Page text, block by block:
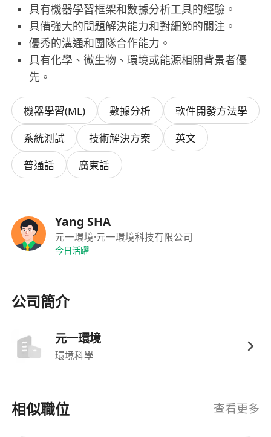
具有機器學習框架和數據分析工具的經驗。
具備強大的問題解決能力和對細節的關注。
優秀的溝通和團隊合作能力。
具有化學、微生物、環境或能源相關背景者優
先。
機器學習(ML) 數據分析
軟件開發方法學
系統測試
技術解決方案
英文
普通話
廣東話
Yang SHA
元一環境·元一環境科技有限公司
今日活躍
公司簡介
元一環境
環境科學
相似職位 查看更多